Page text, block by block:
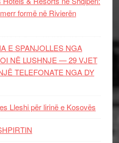
formë në Rivierën
E SPANJOLLES NGA
NË LUSHNJE — 29 VJET
TELEFONATE NGA DY
Lleshi për lirinë e Kosovës